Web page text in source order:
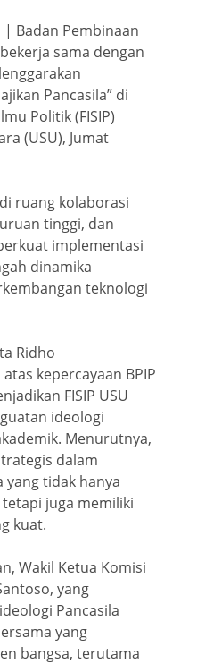
| Badan Pembinaan
sama dengan
Pancasila” di
Politik (FISIP)
(USU), Jumat
ruang kolaborasi
tinggi, dan
implementasi
dinamika
teknologi
Ridho
kepercayaan BPIP
FISIP USU
ideologi
Menurutnya,
dalam
yang tidak hanya
juga memiliki
kuat.
Wakil Ketua Komisi
yang
Pancasila
yang
bangsa, terutama